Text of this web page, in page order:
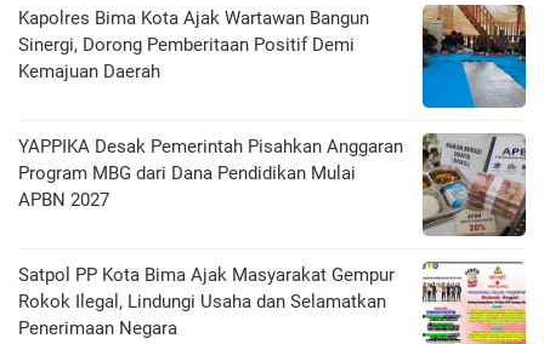
Kapolres Bima Kota Ajak Wartawan Bangun
Sinergi, Dorong Pemberitaan Positif Demi
Kemajuan Daerah
YAPPIKA Desak Pemerintah Pisahkan Anggaran
Program MBG dari Dana Pendidikan Mulai
APBN 2027
Satpol PP Kota Bima Ajak Masyarakat Gempur
Rokok Ilegal, Lindungi Usaha dan Selamatkan
Penerimaan Negara